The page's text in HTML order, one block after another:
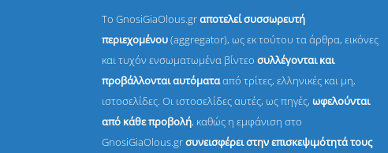
Το GnosiGiaOlous.grαποτελεί συσσωρευτή
περιεχομένου(aggregator), ως εκ τούτου τα άρθρα, εικόνες
και τυχόν ενσωματωμένα βίντεοσυλλέγονται και
προβάλλονται αυτόματααπό τρίτες, ελληνικές και μη,
ιστοσελίδες. Οι ιστοσελίδες αυτές, ως πηγές,ωφελούνται
από κάθε προβολή, καθώς η εμφάνιση στο
GnosiGiaOlous.grσυνεισφέρει στην επισκεψιμότητά τους